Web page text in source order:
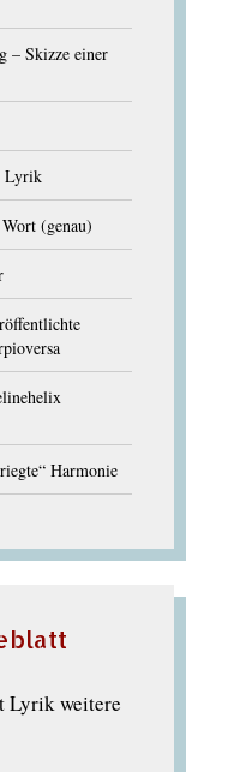
– Skizze einer
Lyrik
(genau)
Harmonie
weitere